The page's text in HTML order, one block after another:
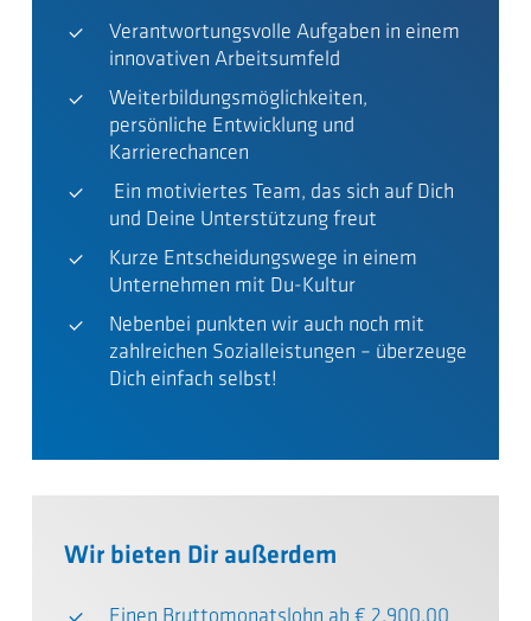
Verantwortungsvolle Aufgaben in einem
innovativen Arbeitsumfeld
Weiterbildungsmöglichkeiten,
persönliche Entwicklung und
Karrierechancen
Ein motiviertes Team, das sich auf Dich
und Deine Unterstützung freut
Kurze Entscheidungswege in einem
Unternehmen mit Du-Kultur
Nebenbei punkten wir auch noch mit
zahlreichen Sozialleistungen – überzeuge
Dich einfach selbst!
Wir bieten Dir außerdem
Einen Bruttomonatslohn ab € 2.900,00